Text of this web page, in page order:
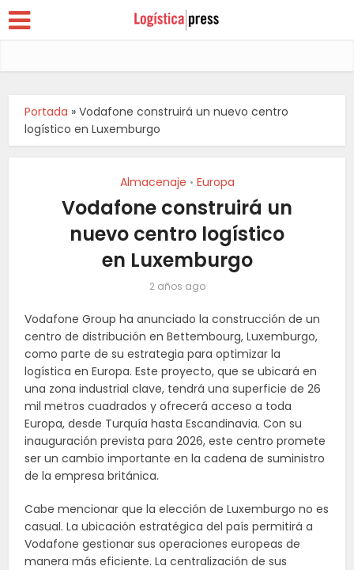
Portada »Vodafone construirá un nuevo centro
logístico en Luxemburgo
Almacenaje • Europa
Vodafone construirá un
nuevo centro logístico
en Luxemburgo
2 años ago
Vodafone Group ha anunciado la construcción de un
centro de distribución en Bettembourg, Luxemburgo,
como parte de su estrategia para optimizar la
logística en Europa. Este proyecto, que se ubicará en
una zona industrial clave, tendrá una superficie de 26
mil metros cuadrados y ofrecerá acceso a toda
Europa, desde Turquía hasta Escandinavia. Con su
inauguración prevista para 2026, este centro promete
ser un cambio importante en la cadena de suministro
de la empresa británica.
Cabe mencionar que la elección de Luxemburgo no es
casual. La ubicación estratégica del país permitirá a
Vodafone gestionar sus operaciones europeas de
manera más eficiente. La centralización de sus